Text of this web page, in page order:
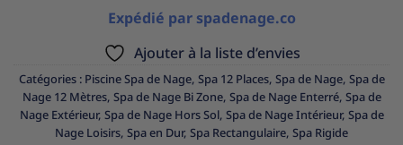
Expédié par spadenage.co
Ajouter à la liste d’envies
Catégories : Piscine Spa de Nage, Spa 12 Places, Spa de Nage, Spa de
Nage 12 Mètres, Spa de Nage Bi Zone, Spa de Nage Enterré, Spa de
Nage Extérieur, Spa de Nage Hors Sol, Spa de Nage Intérieur, Spa de
Nage Loisirs, Spa en Dur, Spa Rectangulaire, Spa Rigide